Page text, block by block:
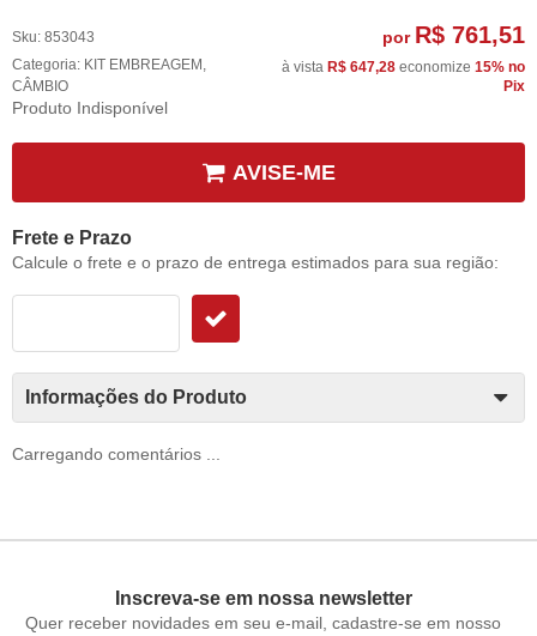
Sku: 853043
Categoria: KIT EMBREAGEM ,
CÂMBIO
Produto Indisponível
por R$ 761,51
à vista R$ 647,28 economize 15% no
Pix
AVISE-ME
Frete e Prazo
Calcule o frete e o prazo de entrega estimados para sua região:
Informações do Produto
Carregando comentários ...
Inscreva-se em nossa newsletter
Quer receber novidades em seu e-mail, cadastre-se em nosso